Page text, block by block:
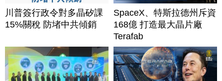
川普簽行政令對多晶矽課
15%關稅 防堵中共傾銷
SpaceX、特斯拉德州斥資
168億 打造最大晶片廠
Terafab